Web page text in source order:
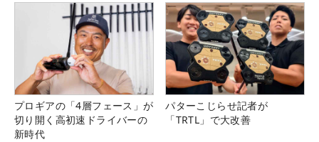
プロギアの「4層フェース」が
切り開く高初速ドライバーの
新時代
パターこじらせ記者が
「TRTL」で大改善